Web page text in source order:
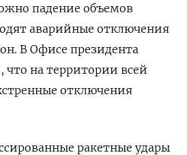
падение объемов
аварийные отключения
В Офисе президента
на территории всей
отключения
ракетные удары